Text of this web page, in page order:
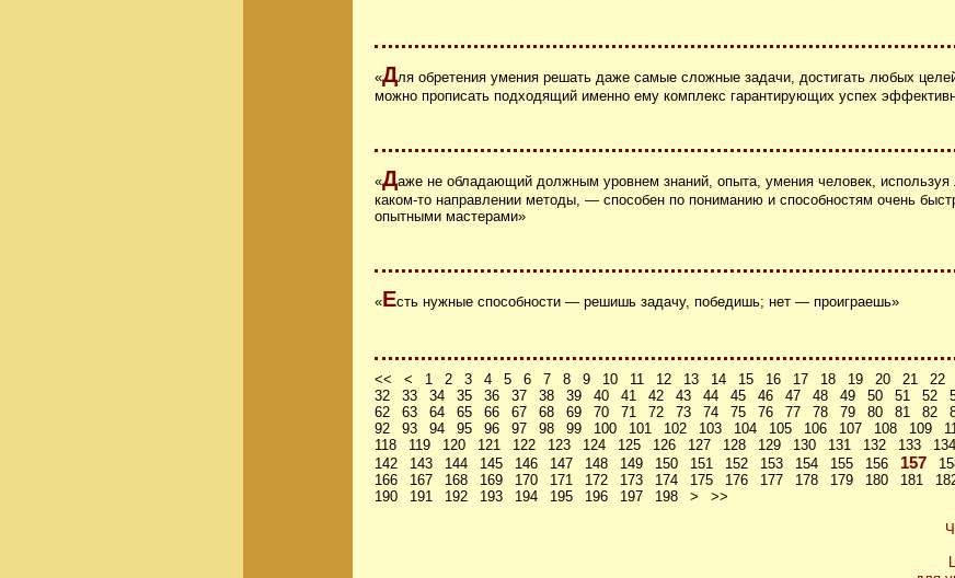
«Для обретения умения решать даже самые сложные задачи, достигать любых
можно прописать подходящий именно ему комплекс гарантирующих успех
«Даже не обладающий должным уровнем знаний, опыта, умения человек,
каком-то направлении методы, — способен по пониманию и способностям очень
опытными мастерами»
«Есть нужные способности — решишь задачу, победишь; нет — проиграешь»
<< < 1 2 3 4 5 6 7 8 9 10 11 12 13 14 15 16 17 18 19 20 21 22
32
33 34 35 36 37 38 39 40 41 42 43 44 45 46 47 48 49 50 51 52
62
63 64 65 66 67 68 69 70 71 72 73 74 75 76 77 78 79 80 81 82
92
93 94 95 96 97 98 99 100 101 102 103 104 105 106 107 108 109
118
119 120 121 122 123 124 125 126 127 128 129 130 131 132 133 134
142
143 144 145 146 147 148 149 150 151 152 153 154 155 156 157
166
167 168 169 170 171 172 173 174 175 176 177 178 179 180 181
190
191 192 193 194 195 196 197 198 >
>>